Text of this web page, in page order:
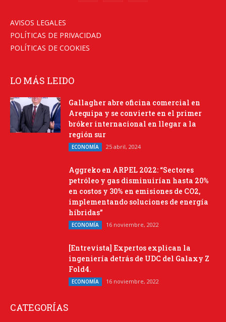
AVISOS LEGALES
POLÍTICAS DE PRIVACIDAD
POLÍTICAS DE COOKIES
LO MÁS LEIDO
Gallagher abre oficina comercial en
Arequipa y se convierte en el primer
bróker internacional en llegar a la
región sur
ECONOMÍA 25 abril, 2024
Aggreko en ARPEL 2022: “Sectores
petróleo y gas disminuirían hasta 20%
en costos y 30% en emisiones de CO2,
implementando soluciones de energía
híbridas”
ECONOMÍA 16 noviembre, 2022
[Entrevista] Expertos explican la
ingeniería detrás de UDC del Galaxy Z
Fold4.
ECONOMÍA 16 noviembre, 2022
CATEGORÍAS